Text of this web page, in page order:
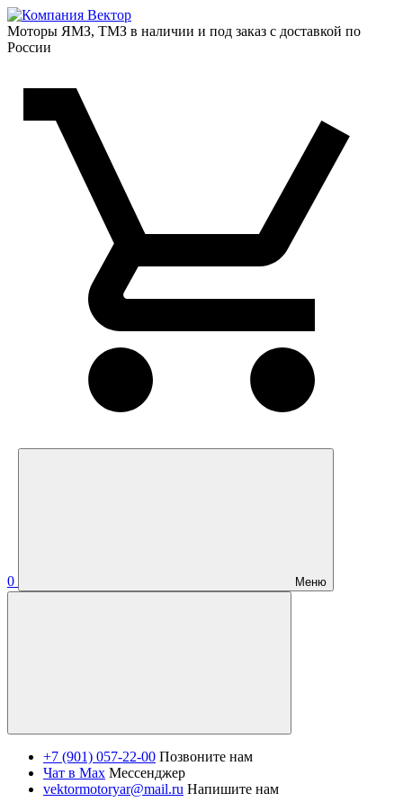
Моторы ЯМЗ, ТМЗ в наличии и под заказ с доставкой по
России
0 Меню
+7 (901) 057-22-00 Позвоните нам
Чат в Max Мессенджер
vektormotoryar@mail.ru Напишите нам